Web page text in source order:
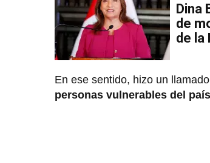
Dina
de
de la
En ese sentido, hizo un
personas vulnerables del país